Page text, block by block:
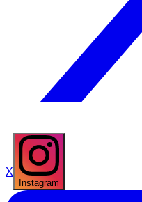
X
Instagram